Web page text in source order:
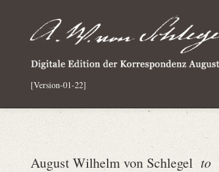
[Version-01-22]
August Wilhelm von Schlegel to